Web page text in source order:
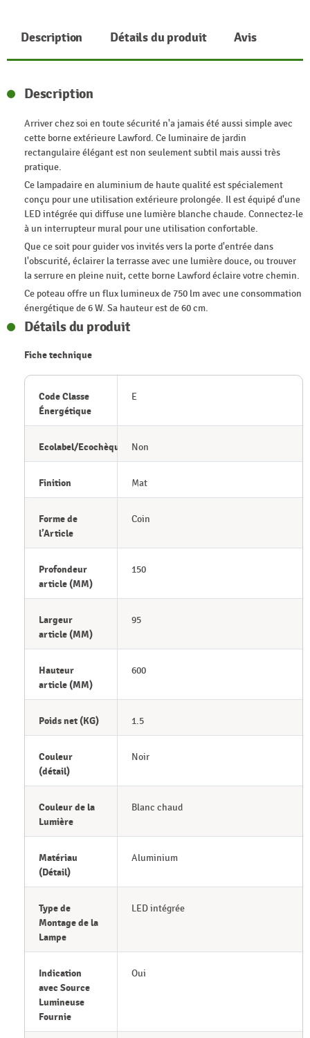
Description Détails du produit Avis
Description
Arriver chez soi en toute sécurité n'a jamais été aussi simple avec
cette borne extérieure Lawford. Ce luminaire de jardin
rectangulaire élégant est non seulement subtil mais aussi très
pratique.
Ce lampadaire en aluminium de haute qualité est spécialement
conçu pour une utilisation extérieure prolongée. Il est équipé d'une
LED intégrée qui diffuse une lumière blanche chaude. Connectez-le
à un interrupteur mural pour une utilisation confortable.
Que ce soit pour guider vos invités vers la porte d'entrée dans
l'obscurité, éclairer la terrasse avec une lumière douce, ou trouver
la serrure en pleine nuit, cette borne Lawford éclaire votre chemin.
Ce poteau offre un flux lumineux de 750 lm avec une consommation
énergétique de 6 W. Sa hauteur est de 60 cm.
Détails du produit
Fiche technique
Code Classe
Énergétique
E
Ecolabel/Ecochèque Non
Finition Mat
Forme de
l’Article
Coin
Profondeur
article (MM)
150
Largeur
article (MM)
95
Hauteur
article (MM)
600
Poids net (KG) 1.5
Couleur
(détail)
Noir
Couleur de la
Lumière
Blanc chaud
Matériau
(Détail)
Aluminium
Type de
Montage de la
Lampe
LED intégrée
Indication
avec Source
Lumineuse
Fournie
Oui